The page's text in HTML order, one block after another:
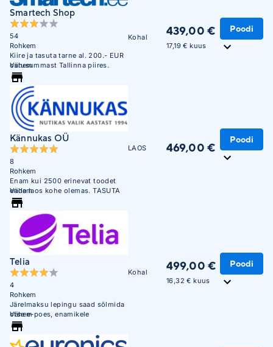
Smartech Shop
54
Rohkem
Kiire ja tasuta tarne al. 200.- EUR
ostusummast Tallinna piires.
Vähem
Kohal 439,00 €
17,19 € kuus
Poodi
Kännukas OÜ
8
Rohkem
Enam kui 2500 erinevat toodet
enda laos kohe olemas. TASUTA
transport pakiautomaati!
Vähem
LAOS 469,00 €
Poodi
Telia
4
Rohkem
Järelmaksu lepingu saad sõlmida
otse e-poes, enamikele
tellimustele sama või järgmise
päeva tarne.
Vähem
Kohal 499,00 €
16,32 € kuus
Poodi